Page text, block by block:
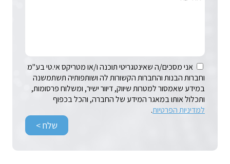
אני מסכים/ה שאינטגריטי תוכנה ו/או מטריקס אי.טי בע"מ
וחברות הבנות והחברות הקשורות לה ושותפותיה תשתמשנה
במידע שאמסור למטרות שיווק, דיוור ישיר, ומשלוח פרסומות,
ותכלול אותו במאגר המידע של החברה, והכל בכפוף
למדיניות הפרטיות.